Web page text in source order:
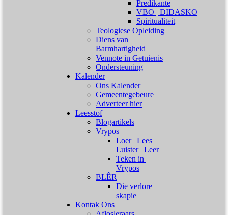
Predikante
VBO | DIDASKO
Spiritualiteit
Teologiese Opleiding
Diens van
Barmhartigheid
Vennote in Getuienis
Ondersteuning
Kalender
Ons Kalender
Gemeentegebeure
Adverteer hier
Leesstof
Blogartikels
Vrypos
Loer | Lees |
Luister | Leer
Teken in |
Vrypos
BLÊR
Die verlore
skapie
Kontak Ons